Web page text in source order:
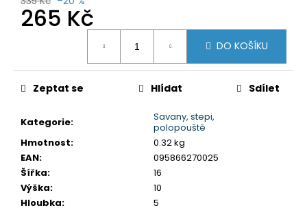
265 Kč
DO KOŠÍKU
Kategorie:
Savany, stepi,
polopouště
Hmotnost:
0.32 kg
EAN:
095866270025
Šířka:
16
Výška:
10
Hloubka:
5
Zeptat se Hlídat Sdílet
D
o
u
u
e
m
e